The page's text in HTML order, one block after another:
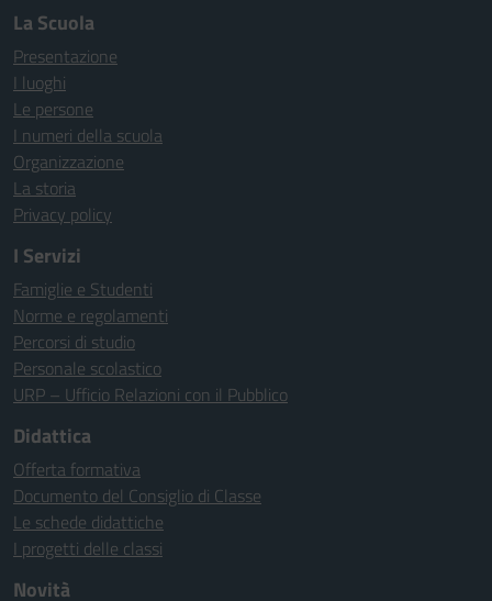
La Scuola
Presentazione
I luoghi
Le persone
I numeri della scuola
Organizzazione
La storia
Privacy policy
I Servizi
Famiglie e Studenti
Norme e regolamenti
Percorsi di studio
Personale scolastico
URP – Ufficio Relazioni con il Pubblico
Didattica
Offerta formativa
Documento del Consiglio di Classe
Le schede didattiche
I progetti delle classi
Novità